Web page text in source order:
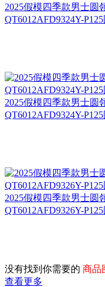
2025假模四季款男士圆
QT6012AFD9324Y-
2025假模四季款男士圆
QT6012AFD9324Y-
2025假模四季款男士圆
QT6012AFD9326Y-
没有找到你需要的 商品
查看更多